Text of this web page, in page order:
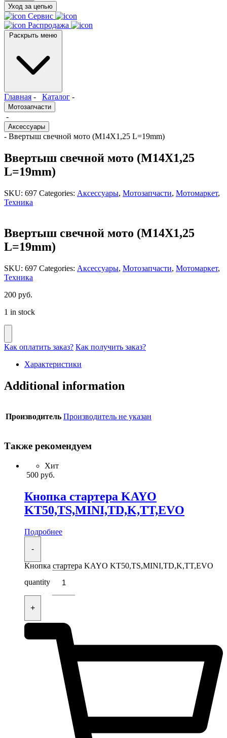
Уход за цепью
Сервис
Распродажа
Главная - Каталог -
Мотозапчасти
-
Аксессуары
- Ввертыш свечной мото (M14X1,25 L=19mm)
Ввертыш свечной мото (M14X1,25
L=19mm)
SKU: 697 Categories: Аксессуары, Мотозапчасти, Мотомаркет,
Техника
Ввертыш свечной мото (M14X1,25
L=19mm)
SKU: 697 Categories: Аксессуары, Мотозапчасти, Мотомаркет,
Техника
200 руб.
1 in stock
Как оплатить заказ? Как получить заказ?
Характеристики
Additional information
Производитель Производитель не указан
Также рекомендуем
Хит
500 руб.
Кнопка стартера KAYO
KT50,TS,MINI,TD,K,TT,EVO
Подробнее
-
Кнопка стартера KAYO KT50,TS,MINI,TD,K,TT,EVO
quantity
+